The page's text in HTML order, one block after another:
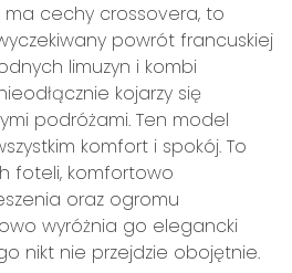
cechy crossovera, to
powrót francuskiej
limuzyn i kombi
kojarzy się
podróżami. Ten model
komfort i spokój. To
foteli, komfortowo
oraz ogromu
wyróżnia go elegancki
nikt nie przejdzie obojętnie.